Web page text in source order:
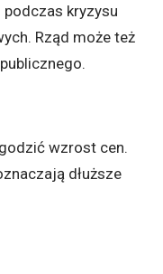
kryzysu
Rząd może też
wzrost cen.
dłuższe